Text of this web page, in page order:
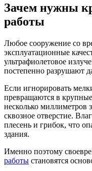
Зачем нужны
работы
Любое сооружение со
эксплуатационные
ультрафиолетовое
постепенно разрушают
Если игнорировать
превращаются в
несколько миллиметров
сквозное отверстие.
плесень и грибок, что
здания.
Именно поэтому
работы становятся